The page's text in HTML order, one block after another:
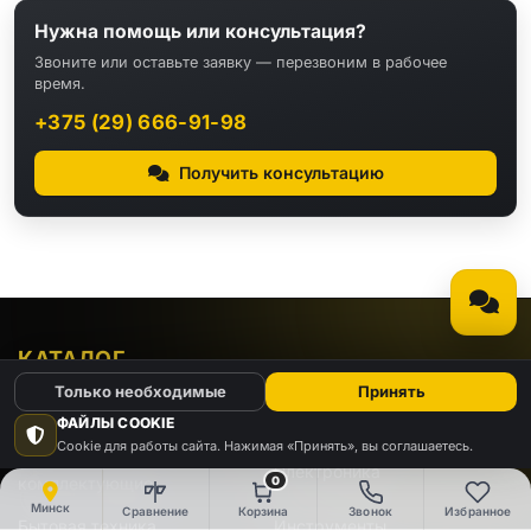
Минск Сравнение
0
Корзина Звонок Избранное
Нужна помощь или консультация?
Звоните или оставьте заявку — перезвоним в рабочее
время.
+375 (29) 666-91-98
Получить консультацию
КАТАЛОГ
Видео Аудио
Компьютеры и
комплектующие
Электроника
ФАЙЛЫ COOKIE
Cookie для работы сайта. Нажимая «Принять», вы соглашаетесь.
Только необходимые Принять